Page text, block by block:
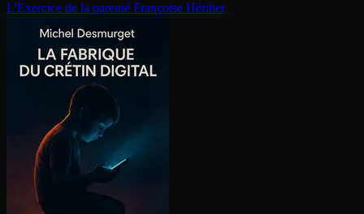
L'Exercice de la parenté Françoise Héritier